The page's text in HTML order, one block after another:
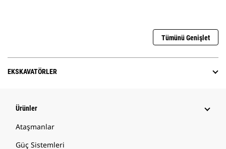
Tümünü Genişlet
EKSKAVATÖRLER
Ürünler
Ataşmanlar
Güç Sistemleri